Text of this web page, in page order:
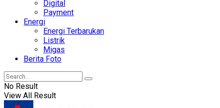
Digital
Payment
Energi
Energi Terbarukan
Listrik
Migas
Berita Foto
No Result
View All Result